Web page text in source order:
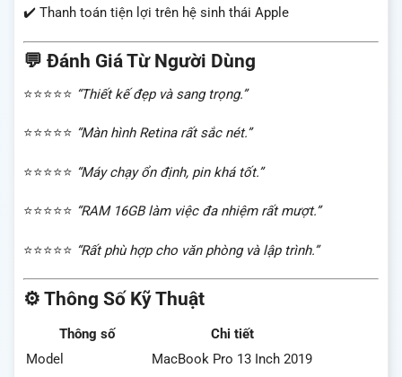
✔️ Thanh toán tiện lợi trên hệ sinh thái Apple
💬 Đánh Giá Từ Người Dùng
⭐⭐⭐⭐⭐ “Thiết kế đẹp và sang trọng.”
⭐⭐⭐⭐⭐ “Màn hình Retina rất sắc nét.”
⭐⭐⭐⭐⭐ “Máy chạy ổn định, pin khá tốt.”
⭐⭐⭐⭐⭐ “RAM 16GB làm việc đa nhiệm rất mượt.”
⭐⭐⭐⭐⭐ “Rất phù hợp cho văn phòng và lập trình.”
⚙️ Thông Số Kỹ Thuật
Thông số
Chi tiết
Model
MacBook Pro 13 Inch 2019